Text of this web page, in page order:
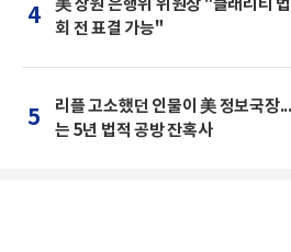
4
美 상원 은행위 위원장 "클래리티
회 전 표결 가능"
5
리플 고소했던 인물이 美 정보국장
는 5년 법적 공방 잔혹사